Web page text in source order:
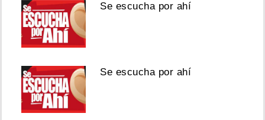
Se escucha por ahí
Se escucha por ahí